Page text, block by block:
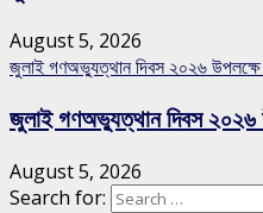
August 5, 2026
জুলাই গণঅভ্যুত্থান দিবস ২০২৬ উপলক্ষে
জুলাই গণঅভ্যুত্থান দিবস ২০২৬
August 5, 2026
Search for: